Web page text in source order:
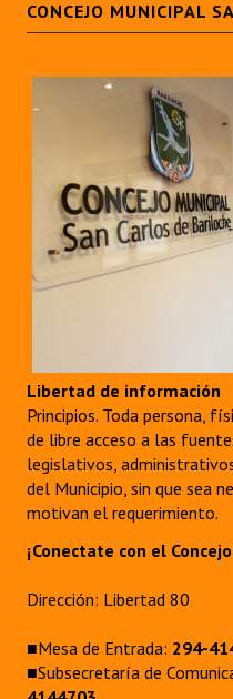
CONCEJO MUNICIPAL
Libertad de información
Principios. Toda persona,
de libre acceso a las
legislativos,
del Municipio, sin que sea
motivan el requerimiento.
¡Conectate con el
Dirección: Libertad 80
■Mesa de Entrada: 294-
■Subsecretaría de